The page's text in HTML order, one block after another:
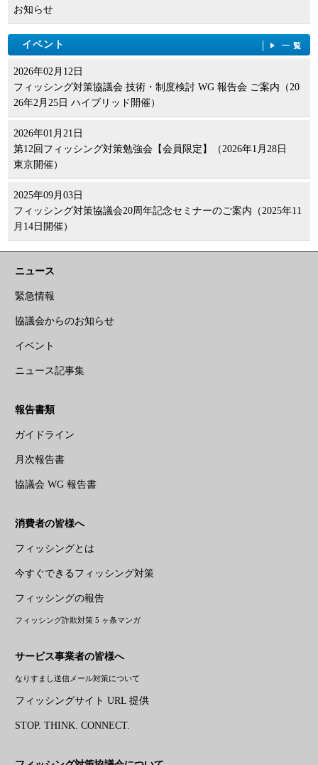
お知らせ
イベント 一覧
2026年02月12日
フィッシング対策協議会 技術・制度検討 WG 報告会 ご案内（20
26年2月25日 ハイブリッド開催）
2026年01月21日
第12回フィッシング対策勉強会【会員限定】（2026年1月28日
東京開催）
2025年09月03日
フィッシング対策協議会20周年記念セミナーのご案内（2025年11
月14日開催）
ニュース
緊急情報
協議会からのお知らせ
イベント
ニュース記事集
報告書類
ガイドライン
月次報告書
協議会 WG 報告書
消費者の皆様へ
フィッシングとは
今すぐできるフィッシング対策
フィッシングの報告
フィッシング詐欺対策 5 ヶ条マンガ
サービス事業者の皆様へ
なりすまし送信メール対策について
フィッシングサイト URL 提供
STOP. THINK. CONNECT.